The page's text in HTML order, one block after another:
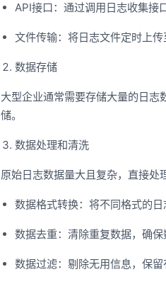
API接口：通过调用日志收集接
文件传输：将日志文件定时上传
数据存储
大型企业通常需要存储大量的日
储。
数据处理和清洗
原始日志数据量大且复杂，直接处
数据格式转换：将不同格式的日
数据去重：清除重复数据，确保
数据过滤：剔除无用信息，保留